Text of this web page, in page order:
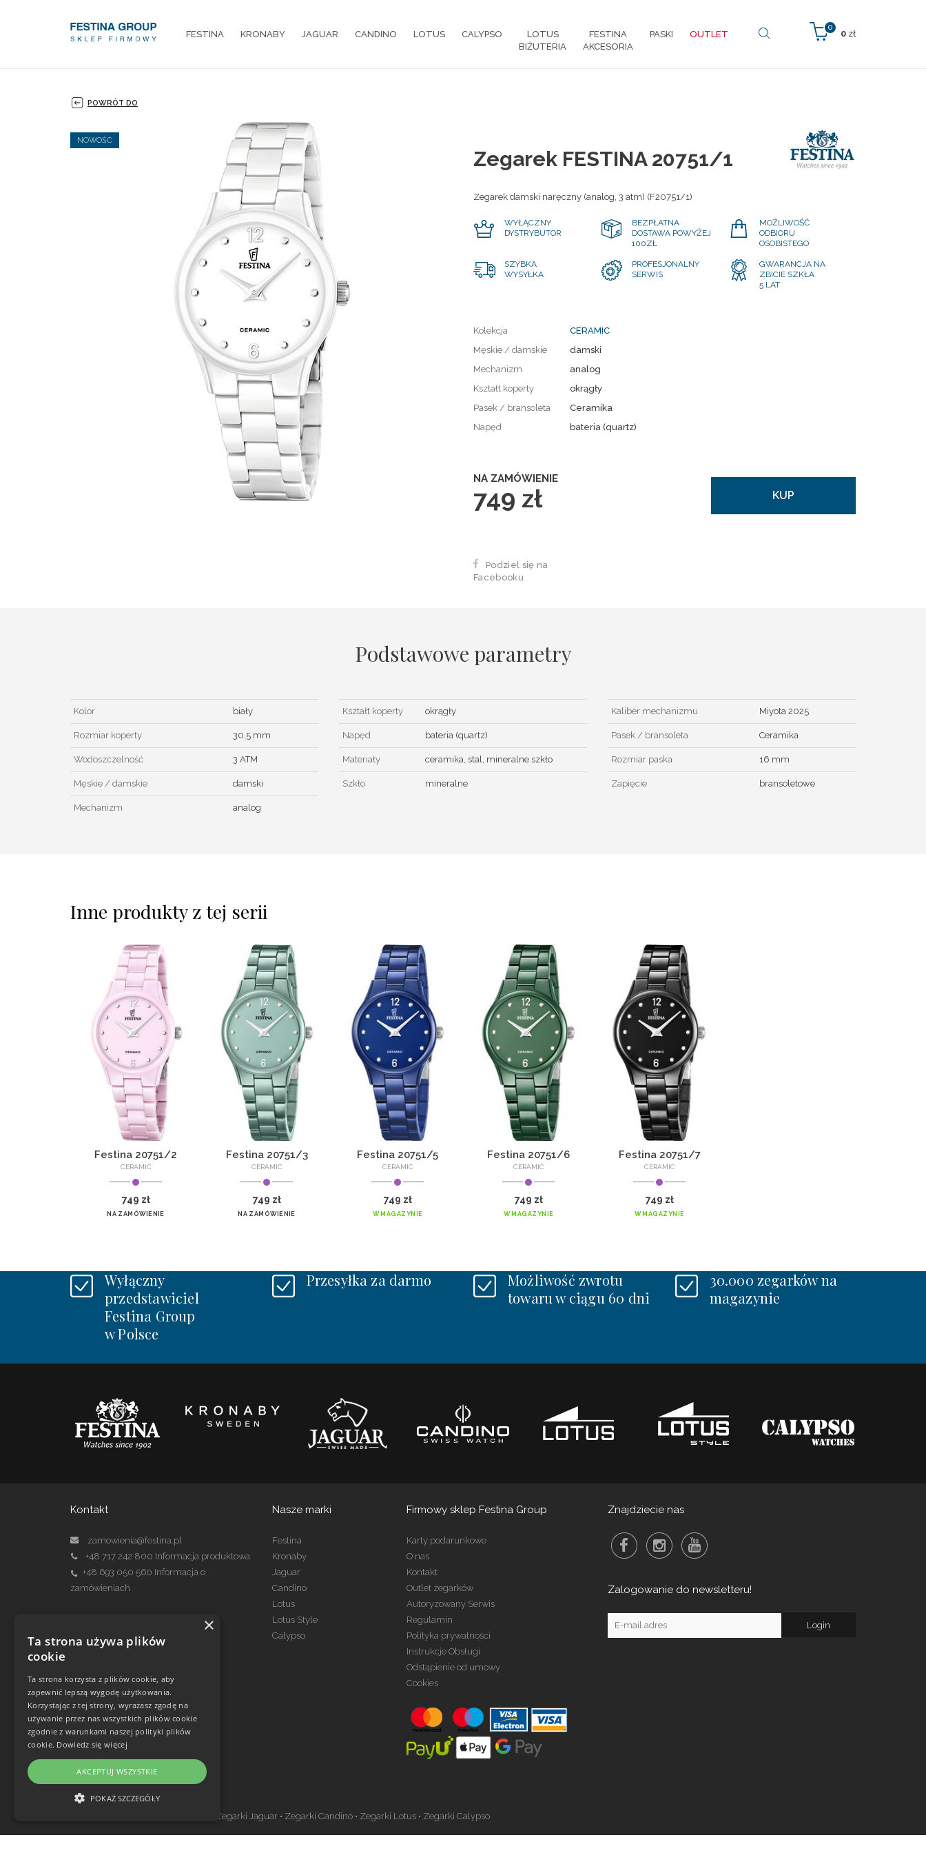
0
0 zł
FESTINA KRONABY JAGUAR CANDINO LOTUS CALYPSO
LOTUS
BIŻUTERIA
FESTINA
AKCESORIA
PASKI OUTLET
POWRÓT DO
NOWOŚĆ
Zegarek FESTINA 20751/1
Zegarek damski naręczny (analog, 3 atm) (F20751/1)
WYŁĄCZNY
DYSTRYBUTOR
BEZPŁATNA
DOSTAWA POWYŻEJ
100ZŁ
MOŻLIWOŚĆ
ODBIORU
OSOBISTEGO
SZYBKA
WYSYŁKA
PROFESJONALNY
SERWIS
GWARANCJA NA
ZBICIE SZKŁA
5 LAT
Kolekcja
CERAMIC
Męskie / damskie
damski
Mechanizm
analog
Kształt koperty
okrągły
Pasek / bransoleta
Ceramika
Napęd
bateria (quartz)
NA ZAMÓWIENIE
749 zł KUP
Podziel się na
Facebooku
Podstawowe parametry
Kolor biały
Rozmiar koperty 30,5 mm
Wodoszczelność 3 ATM
Męskie / damskie damski
Mechanizm analog
Kształt koperty okrągły
Napęd bateria (quartz)
Materiały ceramika, stal, mineralne szkło
Szkło mineralne
Kaliber mechanizmu Miyota 2025
Pasek / bransoleta Ceramika
Rozmiar paska 16 mm
Zapięcie bransoletowe
Inne produkty z tej serii
Festina 20751/2
CERAMIC
749 zł
NA ZAMÓWIENIE
Festina 20751/3
CERAMIC
749 zł
NA ZAMÓWIENIE
Festina 20751/5
CERAMIC
749 zł
W MAGAZYNIE
Festina 20751/6
CERAMIC
749 zł
W MAGAZYNIE
Festina 20751/7
CERAMIC
749 zł
W MAGAZYNIE
Wyłączny
przedstawiciel
Festina Group
w Polsce
Przesyłka za darmo
Możliwość zwrotu
towaru w ciągu 60 dni
30.000 zegarków na
magazynie
Kontakt
zamowienia@festina.pl
+48 717 242 800 Informacja produktowa
+48 693 050 560 Informacja o
zamówieniach
serwis@festina.pl
Nasze marki
Festina
Kronaby
Jaguar
Candino
Lotus
Lotus Style
Calypso
Firmowy sklep Festina Group
Karty podarunkowe
O nas
Kontakt
Outlet zegarków
Autoryzowany Serwis
Regulamin
Polityka prywatności
Instrukcje Obsługi
Odstąpienie od umowy
Cookies
Znajdziecie nas
Zalogowanie do newsletteru!
Zegarki w ofercie
Zegarki Jaguar • Zegarki Candino • Zegarki Lotus • Zegarki Calypso
×
Ta strona używa plików
cookie
Ta strona korzysta z plików cookie, aby
zapewnić lepszą wygodę użytkowania.
Korzystając z tej strony, wyrażasz zgodę na
używanie przez nas wszystkich plików cookie
zgodnie z warunkami naszej polityki plików
cookie. Dowiedz się więcej
AKCEPTUJ WSZYSTKIE
POKAŻ SZCZEGÓŁY